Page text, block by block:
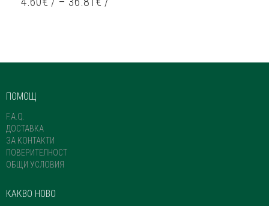
MULTIPLE
ПОМОЩ
F.A.Q.
ДОСТАВКА
ЗА КОНТАКТИ
ПОВЕРИТЕЛНОСТ
ОБЩИ УСЛОВИЯ
КАКВО НОВО